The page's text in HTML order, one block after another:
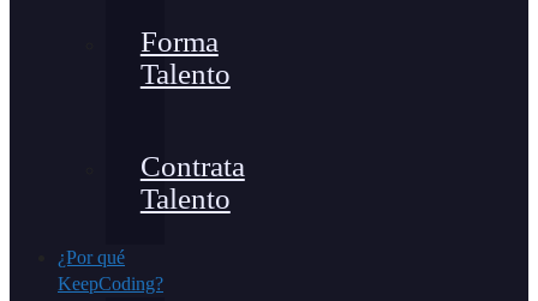
Forma
Talento
Contrata
Talento
¿Por qué
KeepCoding?